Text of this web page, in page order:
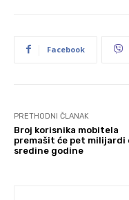
Facebook
PRETHODNI ČLANAK
Broj korisnika mobitela
premašit će pet milijardi
sredine godine